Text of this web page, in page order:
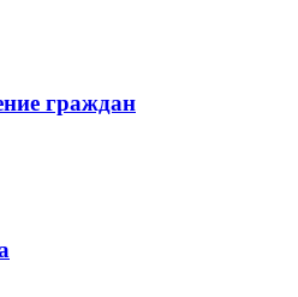
граждан